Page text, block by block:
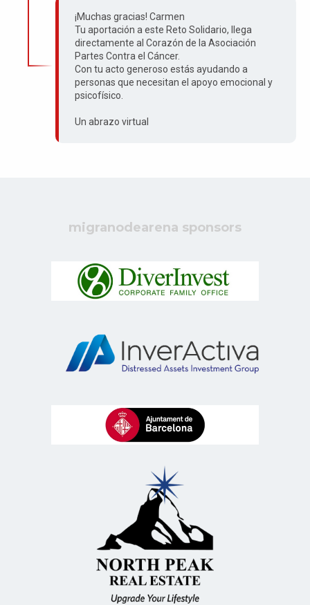
¡Muchas gracias! Carmen
Tu aportación a este Reto Solidario, llega
directamente al Corazón de la Asociación
Partes Contra el Cáncer.
Con tu acto generoso estás ayudando a
personas que necesitan el apoyo emocional y
psicofísico.
Un abrazo virtual
migranodearena sponsors